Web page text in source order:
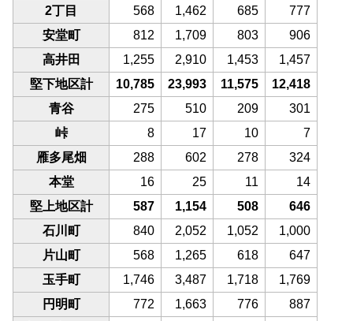
2丁目
568 1,462 685
777
安堂町
812 1,709 803
906
高井田
1,255 2,910 1,453
1,457
堅下地区計
10,785 23,993 11,575
12,418
青谷
275 510 209
301
峠
8 17 10
7
雁多尾畑
288 602 278
324
本堂
16 25 11
14
堅上地区計
587 1,154 508
646
石川町
840 2,052 1,052
1,000
片山町
568 1,265 618
647
玉手町
1,746 3,487 1,718
1,769
円明町
772 1,663 776
887